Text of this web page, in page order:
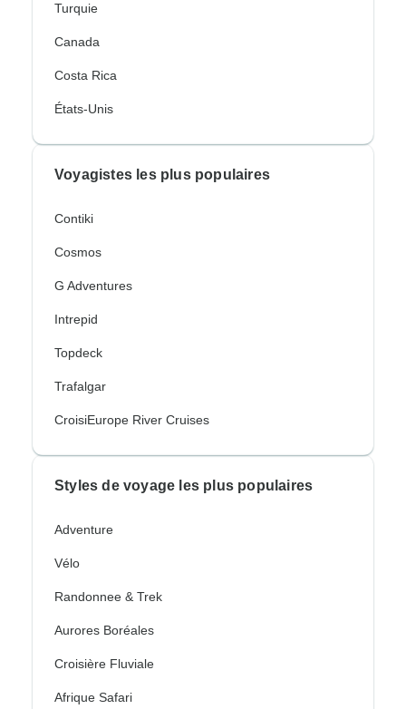
Turquie
Canada
Costa Rica
États-Unis
Voyagistes les plus populaires
Contiki
Cosmos
G Adventures
Intrepid
Topdeck
Trafalgar
CroisiEurope River Cruises
Styles de voyage les plus populaires
Adventure
Vélo
Randonnee & Trek
Aurores Boréales
Croisière Fluviale
Afrique Safari